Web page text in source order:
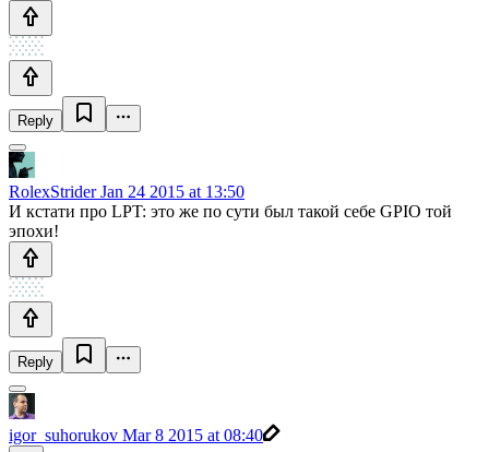
Reply
RolexStriderJan 24 2015 at 13:50
И кстати про LPT: это же по сути был такой себе GPIO той
эпохи!
Reply
igor_suhorukov Mar 8 2015 at 08:40